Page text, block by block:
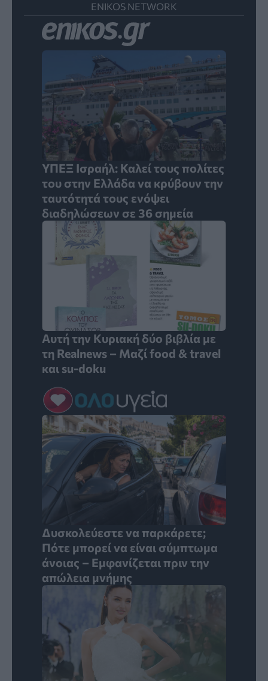
ENIKOS NETWORK
ΥΠΕΞ Ισραήλ: Καλεί τους πολίτες
του στην Ελλάδα να κρύβουν την
ταυτότητά τους ενόψει
διαδηλώσεων σε 36 σημεία
Αυτή την Κυριακή δύο βιβλία με
τη Realnews – Μαζί food & travel
και su-doku
Δυσκολεύεστε να παρκάρετε;
Πότε μπορεί να είναι σύμπτωμα
άνοιας – Εμφανίζεται πριν την
απώλεια μνήμης